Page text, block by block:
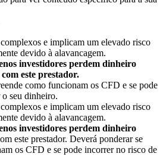
e implicam um elevado risco
devido à alavancagem.
investidores perdem dinheiro
este prestador.
como funcionam os CFD e se pode
seu dinheiro.
e implicam um elevado risco
devido à alavancagem.
investidores perdem dinheiro
este prestador. Deverá ponderar se
os CFD e se pode incorrer no risco de